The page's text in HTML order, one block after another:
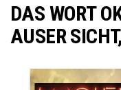
DAS WORT
AUSER